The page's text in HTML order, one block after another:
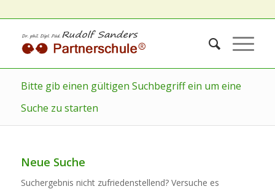
Bitte gib einen gültigen Suchbegriff ein um eine
Suche zu starten
Neue Suche
Suchergebnis nicht zufriedenstellend? Versuche es